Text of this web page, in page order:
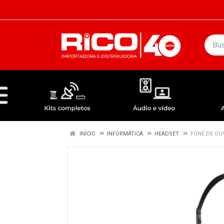
INÍCIO INFORMÁTICA HEADSET FONE DE